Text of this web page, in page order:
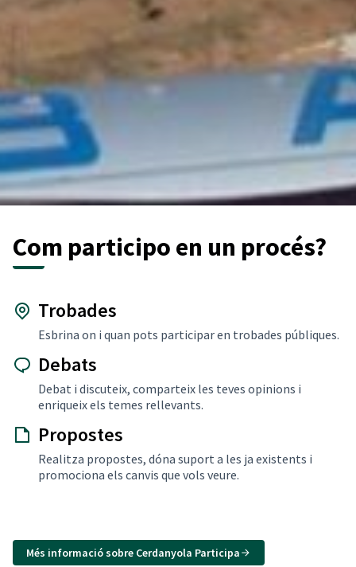
Com participo en un procés?
Trobades
Esbrina on i quan pots participar en trobades públiques.
Debats
Debat i discuteix, comparteix les teves opinions i
enriqueix els temes rellevants.
Propostes
Realitza propostes, dóna suport a les ja existents i
promociona els canvis que vols veure.
Més informació sobre Cerdanyola Participa